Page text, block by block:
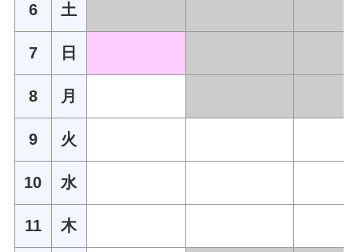
6 土
7 日
8 月
9 火
10 水
11 木